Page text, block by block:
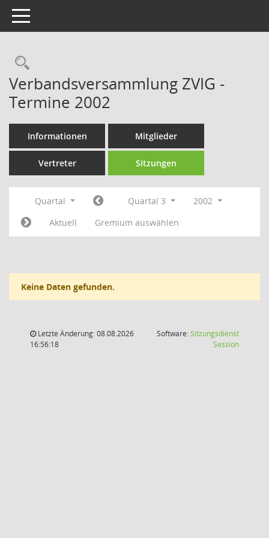
Toggle navigation
Rechercheauswahl
Verbandsversammlung ZVIG -
Termine 2002
Informationen Mitglieder
Vertreter Sitzungen
Quartal Quartal 3
2002
Aktuell
Gremium auswählen
Keine Daten gefunden.
Letzte Änderung: 08.08.2026
16:56:18
Software:Sitzungsdienst
Session(Wird in